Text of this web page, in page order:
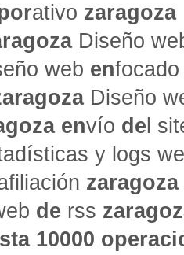
ativo zaragoza
Diseño
web en
Diseño
envío de l
y logs
zaragoza
de rss
10000